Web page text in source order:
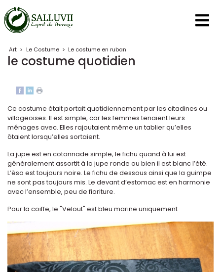
Panneau de gestion des cookies
Art > Le Costume > Le costume en ruban
le costume quotidien
Ce costume était portait quotidiennement par les citadines ou
villageoises. Il est simple, car les femmes tenaient leurs
ménages avec. Elles rajoutaient même un tablier qu’elles
ôtaient lorsqu’elles sortaient.
La jupe est en cotonnade simple, le fichu quand à lui est
généralement assortit à la jupe ronde ou bien il est blanc l’été.
L’èso est toujours noire. Le fichu de dessous ainsi que la guimpe
ne sont pas toujours mis. Le devant d’estomac est en harmonie
avec l’ensemble, peu de fioriture.
Pour la coiffe, le "Velout" est bleu marine uniquement